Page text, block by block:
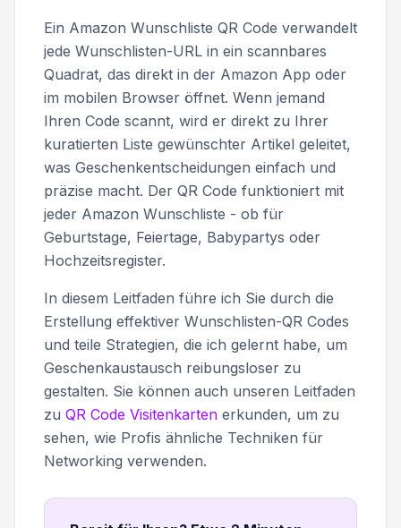
Ein Amazon Wunschliste QR Code verwandelt
jede Wunschlisten-URL in ein scannbares
Quadrat, das direkt in der Amazon App oder
im mobilen Browser öffnet. Wenn jemand
Ihren Code scannt, wird er direkt zu Ihrer
kuratierten Liste gewünschter Artikel geleitet,
was Geschenkentscheidungen einfach und
präzise macht. Der QR Code funktioniert mit
jeder Amazon Wunschliste - ob für
Geburtstage, Feiertage, Babypartys oder
Hochzeitsregister.
In diesem Leitfaden führe ich Sie durch die
Erstellung effektiver Wunschlisten-QR Codes
und teile Strategien, die ich gelernt habe, um
Geschenkaustausch reibungsloser zu
gestalten. Sie können auch unseren Leitfaden
zu QR Code Visitenkarten erkunden, um zu
sehen, wie Profis ähnliche Techniken für
Networking verwenden.